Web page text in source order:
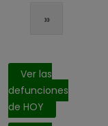
»
Ver las
defunciones
de HOY